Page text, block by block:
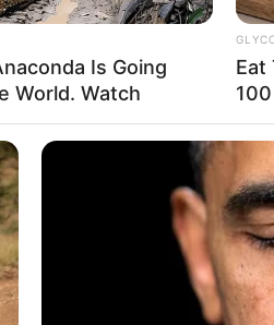
al parecer, en medio de
y en el municipio
de la capital
arma blanca
Juliet
la víctima que
su actual pareja
Is Going
World. Watch
Eat
100